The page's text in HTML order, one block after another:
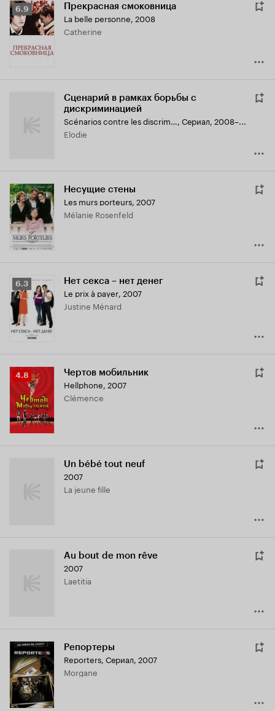
Рейтинг
Кинопоиска
6.9
6.9 Прекрасная смоковница
La belle personne, 2008
Catherine
Сценарий в рамках борьбы с
дискриминацией
Scénarios contre les discriminations, Сериал, 2008–...
Elodie
Несущие стены
Les murs porteurs, 2007
Mélanie Rosenfeld
Рейтинг
Кинопоиска
6.3
6.3 Нет секса – нет денег
Le prix à payer, 2007
Justine Ménard
Рейтинг
Кинопоиска
4.8
4.8 Чертов мобильник
Hellphone, 2007
Clémence
Un bébé tout neuf
2007
La jeune fille
Au bout de mon rêve
2007
Laetitia
Репортеры
Reporters, Сериал, 2007
Morgane